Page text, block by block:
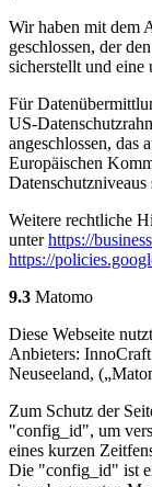
Wir haben mit dem
geschlossen, der
sicherstellt und eine
Für
US-
angeschlossen, das
Europäischen
Datenschutzniveaus
Weitere rechtliche
unterhttps://
https://
9.3 Matomo
Diese Webseite
Anbieters:
Neuseeland,
Zum Schutz der
"config_id", um
eines kurzen
Die "config_id" ist